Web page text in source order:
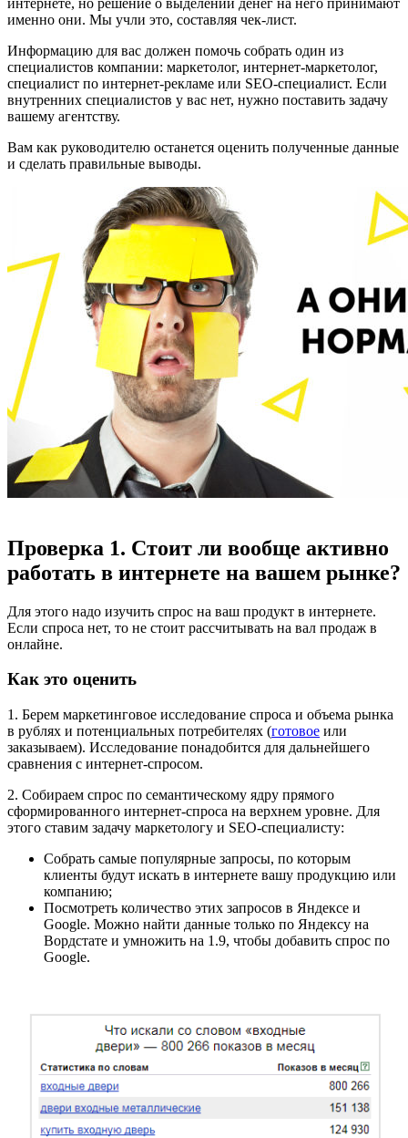
именно они. Мы учли это, составляя чек-лист.
Информацию для вас должен помочь собрать один из
специалистов компании: маркетолог, интернет-маркетолог,
специалист по интернет-рекламе или SEO-специалист. Если
внутренних специалистов у вас нет, нужно поставить задачу
вашему агентству.
Вам как руководителю останется оценить полученные данные
и сделать правильные выводы.
Проверка 1. Стоит ли вообще активно
работать в интернете на вашем рынке?
Для этого надо изучить спрос на ваш продукт в интернете.
Если спроса нет, то не стоит рассчитывать на вал продаж в
онлайне.
Как это оценить
1. Берем маркетинговое исследование спроса и объема рынка
в рублях и потенциальных потребителях (готовое или
заказываем). Исследование понадобится для дальнейшего
сравнения с интернет-спросом.
2. Собираем спрос по семантическому ядру прямого
сформированного интернет-спроса на верхнем уровне. Для
этого ставим задачу маркетологу и SEO-специалисту:
Собрать самые популярные запросы, по которым
клиенты будут искать в интернете вашу продукцию или
компанию;
Посмотреть количество этих запросов в Яндексе и
Google. Можно найти данные только по Яндексу на
Вордстате и умножить на 1.9, чтобы добавить спрос по
Google.